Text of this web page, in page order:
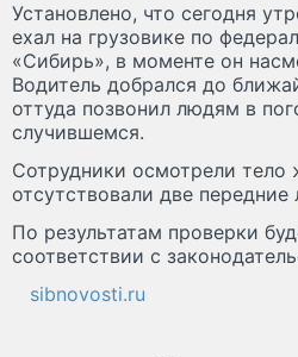
Установлено, что сегодня
ехал на грузовике по
«Сибирь», в моменте он
Водитель добрался до
оттуда позвонил людям в
случившемся.
Сотрудники осмотрели тело
отсутствовали две передние
По результатам проверки
соответствии с
sibnovosti.ru